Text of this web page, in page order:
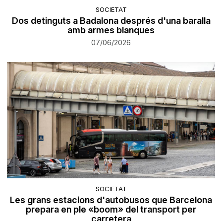
SOCIETAT
Dos detinguts a Badalona després d'una baralla
amb armes blanques
07/06/2026
SOCIETAT
Les grans estacions d'autobusos que Barcelona
prepara en ple «boom» del transport per